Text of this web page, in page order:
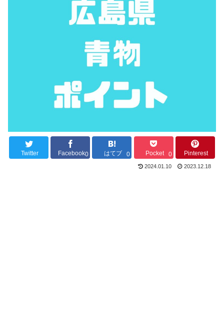
Twitter Facebook0 はてブ 0 Pocket 0 Pinterest
2024.01.10 2023.12.18